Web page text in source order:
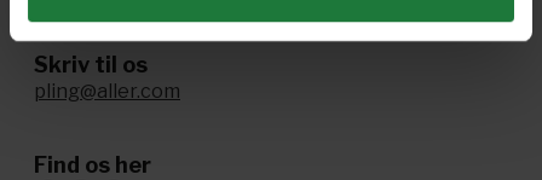
Skriv til os
pling@aller.com
Find os her